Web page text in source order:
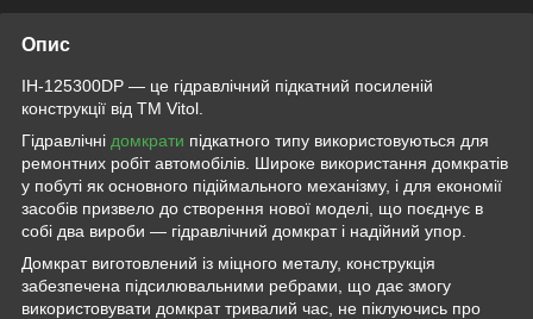
Опис
IH-125300DP — це гідравлічний підкатний посиленій
конструкції від ТМ Vitol.
Гідравлічні домкрати підкатного типу використовуються для
ремонтних робіт автомобілів. Широке використання домкратів
у побуті як основного підіймального механізму, і для економії
засобів призвело до створення нової моделі, що поєднує в
собі два вироби — гідравлічний домкрат і надійний упор.
Домкрат виготовлений із міцного металу, конструкція
забезпечена підсилювальними ребрами, що дає змогу
використовувати домкрат тривалий час, не піклуючись про